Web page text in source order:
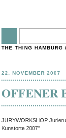
THE THING HAMBURG /
22. NOVEMBER 2007
OFFENER
JURYWORKSHOP
Kunstorte 2007"